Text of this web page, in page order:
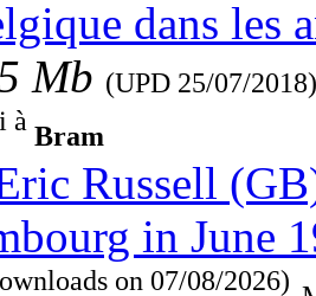
dans les
Mb (UPD 25/07/2018
à Bram
Russell
in June